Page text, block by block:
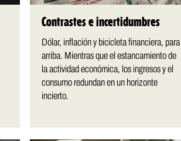
Contrastes e incertidumbres
Dólar, inflación y bicicleta financiera, para
arriba. Mientras que el estancamiento de
la actividad económica, los ingresos y el
consumo redundan en un horizonte
incierto.